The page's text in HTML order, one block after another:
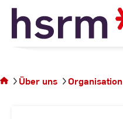
Skip
Content
sich auf
der
Über uns Organisation